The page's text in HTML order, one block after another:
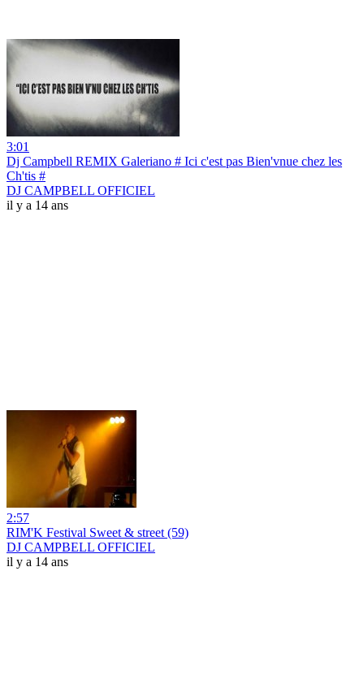
3:01
Dj Campbell REMIX Galeriano # Ici c'est pas Bien'vnue chez les
Ch'tis #
DJ CAMPBELL OFFICIEL
il y a 14 ans
2:57
RIM'K Festival Sweet & street (59)
DJ CAMPBELL OFFICIEL
il y a 14 ans